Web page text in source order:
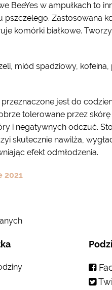
BeeYes w ampułkach to
Zastosowana
komórki białkowe.
miód spadziowy, kofeina,
jest do
tolerowane przez skórę
i negatywnych odczuć.
skutecznie nawilża,
efekt odmłodzenia.
2021